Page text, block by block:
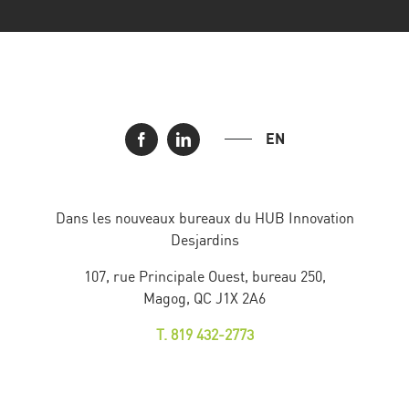
EN
Dans les nouveaux bureaux du HUB Innovation
Desjardins
107, rue Principale Ouest, bureau 250,
Magog, QC J1X 2A6
T. 819 432-2773